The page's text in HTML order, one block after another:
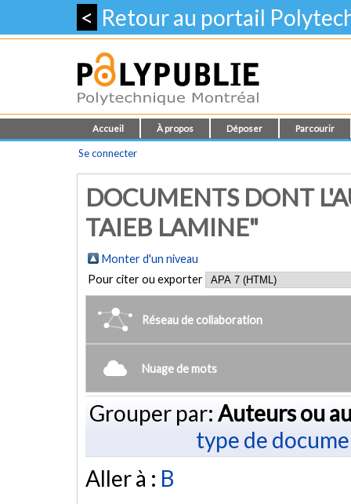
< Retour au portail
Accueil À propos Déposer Parcourir
Se connecter
DOCUMENTS DONT
TAIEB LAMINE"
Monter d'un niveau
Pour citer ou exporter
Réseau de collaboration
Nuage de mots
Grouper par: Auteurs ou
type de
Aller à : B